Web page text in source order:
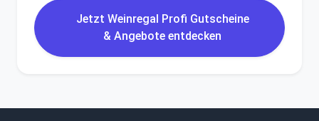
Jetzt Weinregal Profi Gutscheine
& Angebote entdecken